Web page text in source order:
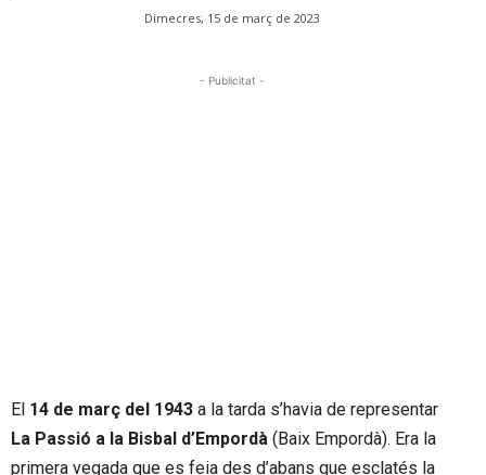
Dimecres, 15 de març de 2023
- Publicitat -
El 14 de març del 1943 a la tarda s’havia de representar
La Passió a la Bisbal d’Empordà (Baix Empordà). Era la
primera vegada que es feia des d’abans que esclatés la